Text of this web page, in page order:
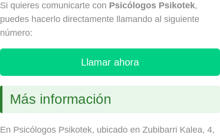
Si quieres comunicarte con Psicólogos Psikotek,
puedes hacerlo directamente llamando al siguiente
número:
Llamar ahora
Más información
En Psicólogos Psikotek, ubicado en Zubibarri Kalea, 4,